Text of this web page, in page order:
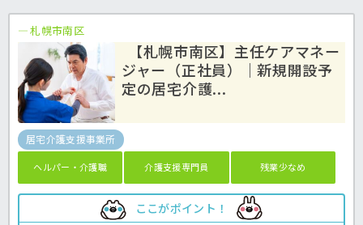
札幌市南区
【札幌市南区】主任ケアマネー
ジャー（正社員）｜新規開設予
定の居宅介護...
居宅介護支援事業所
ヘルパー・介護職 介護支援専門員 残業少なめ
ここがポイント！